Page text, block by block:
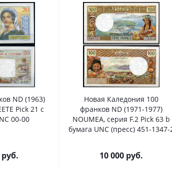
ND (1963)
Pick 21 c
aUNC 00-00
руб.
Новая Каледония 100
франков ND (1971-1977)
NOUMEA, серия F.2 Pick 63 b
бумага UNC (пресс) 451-
10 000 руб.